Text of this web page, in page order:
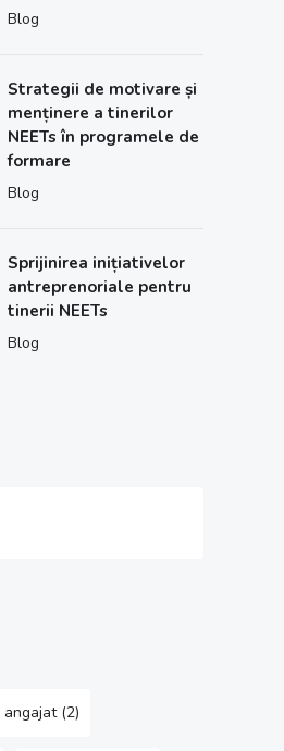
Blog
Strategii de motivare și
menținere a tinerilor
NEETs în programele de
formare
Blog
Sprijinirea inițiativelor
antreprenoriale pentru
tinerii NEETs
Blog
angajat(2)